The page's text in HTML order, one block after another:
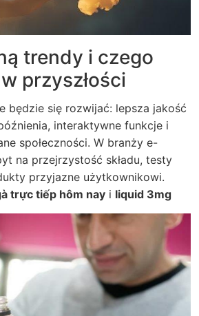
trendy i czego
przyszłości
będzie się rozwijać: lepsza jakość
interaktywne funkcje i
społeczności. W branży e-
na przejrzystość składu, testy
przyjazne użytkownikowi.
trực tiếp hôm nay i liquid 3mg